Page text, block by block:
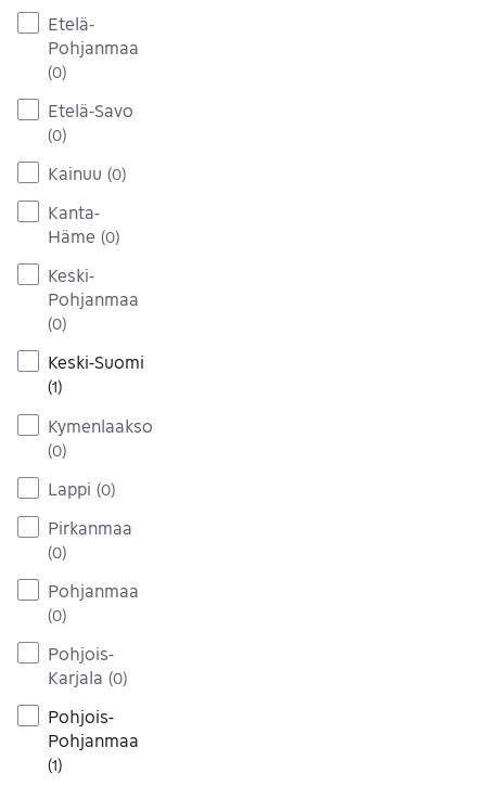
Etelä-
Pohjanmaa
(0)
Etelä-Savo
(0)
Kainuu (0)
Kanta-
Häme (0)
Keski-
Pohjanmaa
(0)
Keski-Suomi
(1)
Kymenlaakso
(0)
Lappi (0)
Pirkanmaa
(0)
Pohjanmaa
(0)
Pohjois-
Karjala (0)
Pohjois-
Pohjanmaa
(1)